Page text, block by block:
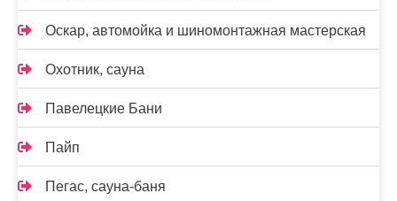
Оскар, автомойка и шиномонтажная мастерская
Охотник, сауна
Павелецкие Бани
Пайп
Пегас, сауна-баня